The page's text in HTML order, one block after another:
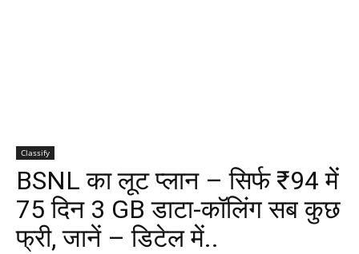
Classify
BSNL का लूट प्लान – सिर्फ ₹94 में
75 दिन 3 GB डाटा-कॉलिंग सब कुछ
फ्री, जानें – डिटेल में..